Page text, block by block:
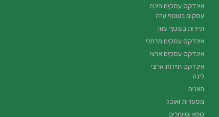
אינדקס עסקים חינם
עסקים בעוטף עזה
תיירות בעוטף עזה
אינדקס עסקים מרחבי
אינדקס עסקים ארצי
אינדקס תיירות ארצי
לינה
חאנים
מסעדות ואוכל
ספא וטיפולים